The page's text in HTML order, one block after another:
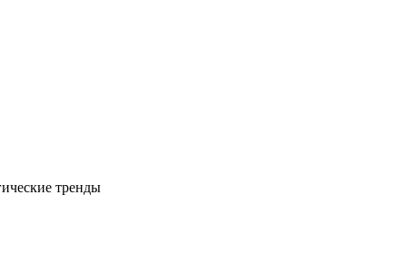
тренды